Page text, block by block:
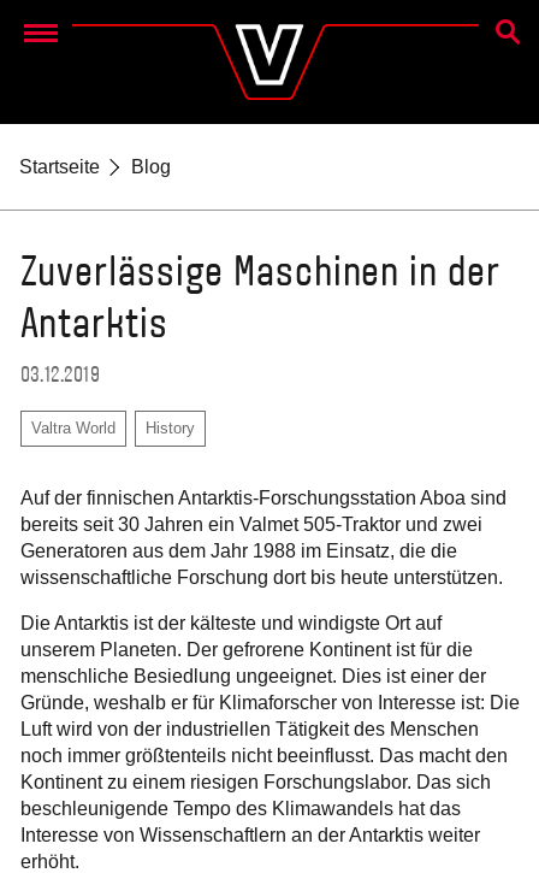
Menu
Startseite Blog
Zuverlässige Maschinen in der
Antarktis
03.12.2019
Valtra World History
Auf der finnischen Antarktis-Forschungsstation Aboa sind
bereits seit 30 Jahren ein Valmet 505-Traktor und zwei
Generatoren aus dem Jahr 1988 im Einsatz, die die
wissenschaftliche Forschung dort bis heute unterstützen.
Die Antarktis ist der kälteste und windigste Ort auf
unserem Planeten. Der gefrorene Kontinent ist für die
menschliche Besiedlung ungeeignet. Dies ist einer der
Gründe, weshalb er für Klimaforscher von Interesse ist: Die
Luft wird von der industriellen Tätigkeit des Menschen
noch immer größtenteils nicht beeinflusst. Das macht den
Kontinent zu einem riesigen Forschungslabor. Das sich
beschleunigende Tempo des Klimawandels hat das
Interesse von Wissenschaftlern an der Antarktis weiter
erhöht.